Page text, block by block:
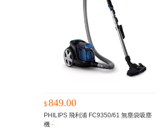
$849.00
PHILIPS 飛利浦 FC9350/61 無塵袋吸塵
機 -